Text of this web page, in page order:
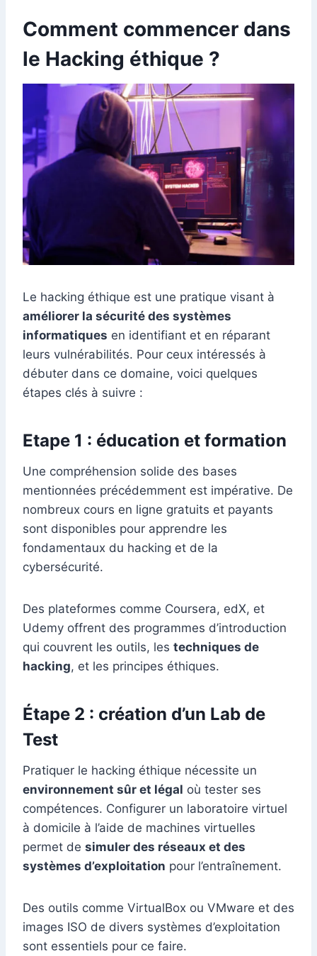
Comment commencer dans
le Hacking éthique ?
Le hacking éthique est une pratique visant à
améliorer la sécurité des systèmes
informatiques en identifiant et en réparant
leurs vulnérabilités. Pour ceux intéressés à
débuter dans ce domaine, voici quelques
étapes clés à suivre :
Etape 1 : éducation et formation
Une compréhension solide des bases
mentionnées précédemment est impérative. De
nombreux cours en ligne gratuits et payants
sont disponibles pour apprendre les
fondamentaux du hacking et de la
cybersécurité.
Des plateformes comme Coursera, edX, et
Udemy offrent des programmes d’introduction
qui couvrent les outils, les techniques de
hacking, et les principes éthiques.
Étape 2 : création d’un Lab de
Test
Pratiquer le hacking éthique nécessite un
environnement sûr et légal où tester ses
compétences. Configurer un laboratoire virtuel
à domicile à l’aide de machines virtuelles
permet de simuler des réseaux et des
systèmes d’exploitation pour l’entraînement.
Des outils comme VirtualBox ou VMware et des
images ISO de divers systèmes d’exploitation
sont essentiels pour ce faire.